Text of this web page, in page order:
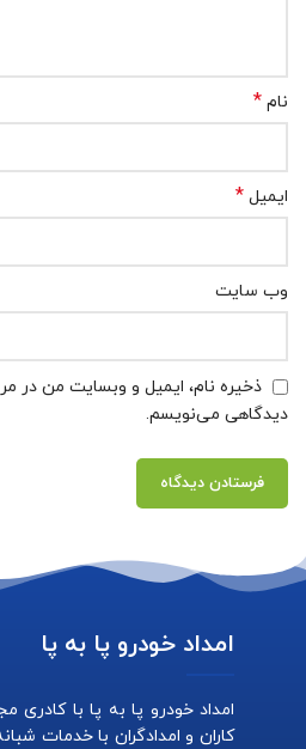
نام *
ایمیل *
وب‌ سایت
ذخیره نام، ایمیل و وبسایت من در
دیدگاهی می‌نویسم.
امداد خودرو پا به پا
امداد خودرو پا به پا با کادری
کاران و امدادگران با خدمات